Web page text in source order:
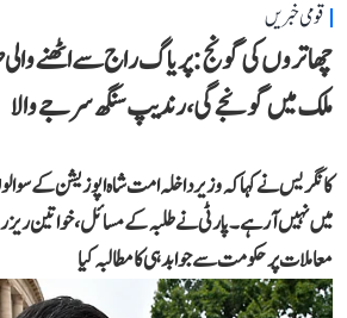
قومی خبریں
چھاتروں کی گونج: پریاگ راج سے اٹھنے
ملک میں گونجے گی، رندیپ سنگھ سرجے والا
کانگریس نے کہا کہ وزیر داخلہ امت شاہ اپوزیشن کے
میں نہیں آ رہے۔ پارٹی نے طلبہ کے مسائل، خواتین
معاملات پر حکومت سے جوابدہی کا مطالبہ کیا